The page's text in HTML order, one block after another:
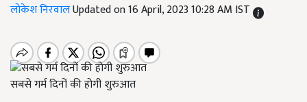
लोकेश निरवालUpdated on 16 April, 2023 10:28 AM IST
सबसे गर्म दिनों की होगी शुरुआत